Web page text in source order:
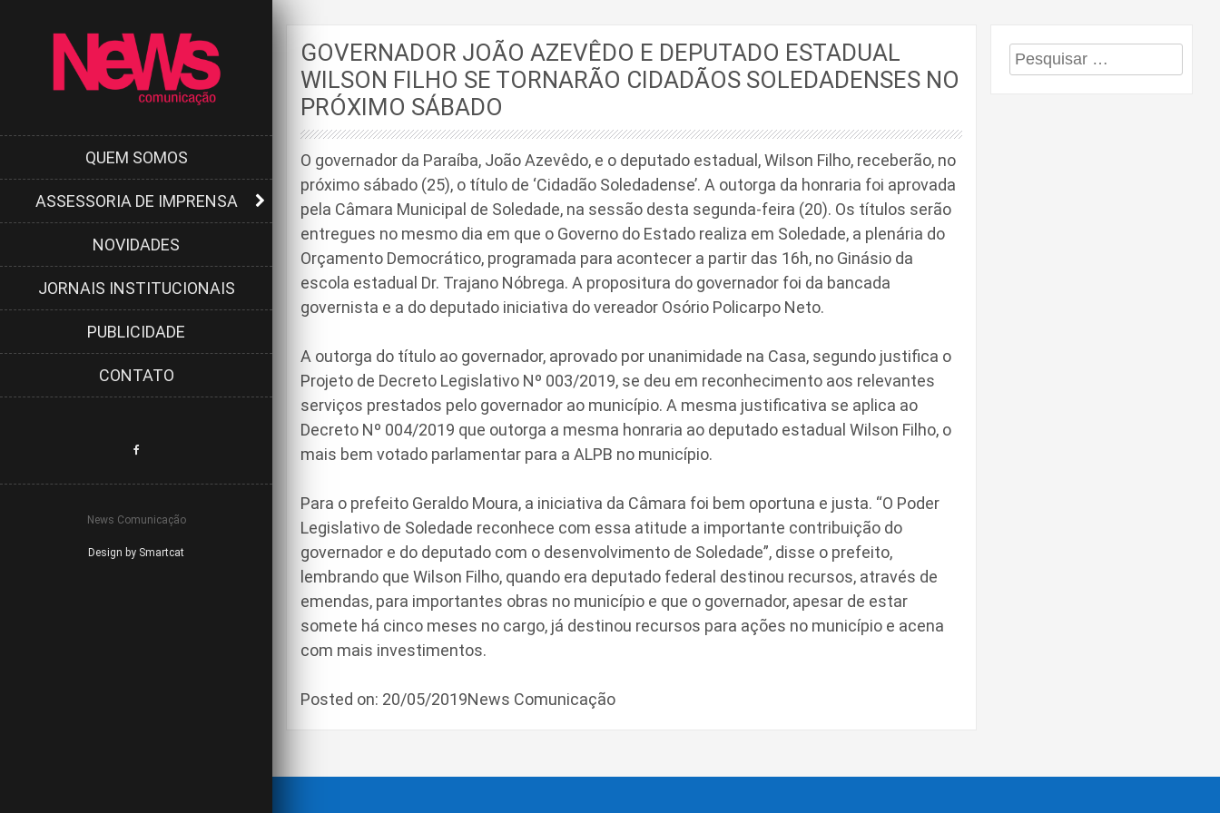
QUEM SOMOS
ASSESSORIA DE IMPRENSA
NOVIDADES
JORNAIS INSTITUCIONAIS
PUBLICIDADE
CONTATO
News Comunicação
Design by Smartcat
GOVERNADOR JOÃO AZEVÊDO E DEPUTADO ESTADUAL
WILSON FILHO SE TORNARÃO CIDADÃOS SOLEDADENSES NO
PRÓXIMO SÁBADO
O governador da Paraíba, João Azevêdo, e o deputado estadual, Wilson Filho, receberão, no
próximo sábado (25), o título de ‘Cidadão Soledadense’. A outorga da honraria foi aprovada
pela Câmara Municipal de Soledade, na sessão desta segunda-feira (20). Os títulos serão
entregues no mesmo dia em que o Governo do Estado realiza em Soledade, a plenária do
Orçamento Democrático, programada para acontecer a partir das 16h, no Ginásio da
escola estadual Dr. Trajano Nóbrega. A propositura do governador foi da bancada
governista e a do deputado iniciativa do vereador Osório Policarpo Neto.
A outorga do título ao governador, aprovado por unanimidade na Casa, segundo justifica o
Projeto de Decreto Legislativo Nº 003/2019, se deu em reconhecimento aos relevantes
serviços prestados pelo governador ao município. A mesma justificativa se aplica ao
Decreto Nº 004/2019 que outorga a mesma honraria ao deputado estadual Wilson Filho, o
mais bem votado parlamentar para a ALPB no município.
Para o prefeito Geraldo Moura, a iniciativa da Câmara foi bem oportuna e justa. “O Poder
Legislativo de Soledade reconhece com essa atitude a importante contribuição do
governador e do deputado com o desenvolvimento de Soledade”, disse o prefeito,
lembrando que Wilson Filho, quando era deputado federal destinou recursos, através de
emendas, para importantes obras no município e que o governador, apesar de estar
somete há cinco meses no cargo, já destinou recursos para ações no município e acena
com mais investimentos.
Posted on: 20/05/2019News Comunicação
Pesquisar
por: